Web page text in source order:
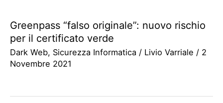
Greenpass “falso originale”: nuovo rischio
per il certificato verde
Dark Web, Sicurezza Informatica / Livio Varriale / 2
Novembre 2021